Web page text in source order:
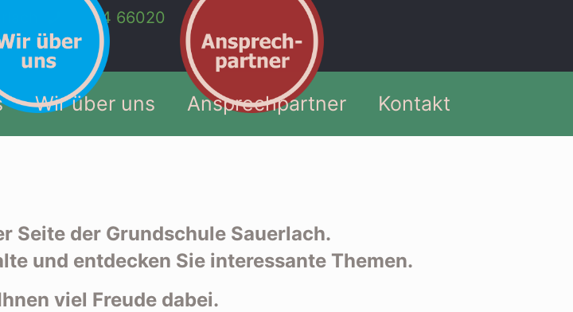
08104 66020
Wir über uns Ansprechpartner Kontakt
Seite der Grundschule Sauerlach.
und entdecken Sie interessante Themen.
viel Freude dabei.